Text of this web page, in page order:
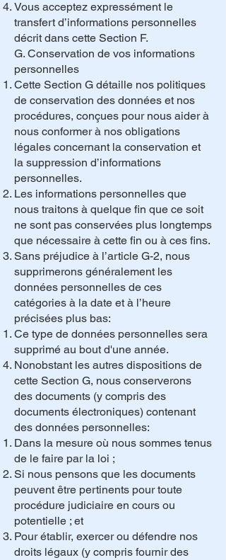
Vous acceptez expressément le
transfert d’informations personnelles
décrit dans cette Section F.
G. Conservation de vos informations
personnelles
Cette Section G détaille nos politiques
de conservation des données et nos
procédures, conçues pour nous aider à
nous conformer à nos obligations
légales concernant la conservation et
la suppression d’informations
personnelles.
Les informations personnelles que
nous traitons à quelque fin que ce soit
ne sont pas conservées plus longtemps
que nécessaire à cette fin ou à ces fins.
Sans préjudice à l’article G-2, nous
supprimerons généralement les
données personnelles de ces
catégories à la date et à l’heure
précisées plus bas:
Ce type de données personnelles sera
supprimé au bout d'une année.
Nonobstant les autres dispositions de
cette Section G, nous conserverons
des documents (y compris des
documents électroniques) contenant
des données personnelles:
Dans la mesure où nous sommes tenus
de le faire par la loi ;
Si nous pensons que les documents
peuvent être pertinents pour toute
procédure judiciaire en cours ou
potentielle ; et
Pour établir, exercer ou défendre nos
droits légaux (y compris fournir des